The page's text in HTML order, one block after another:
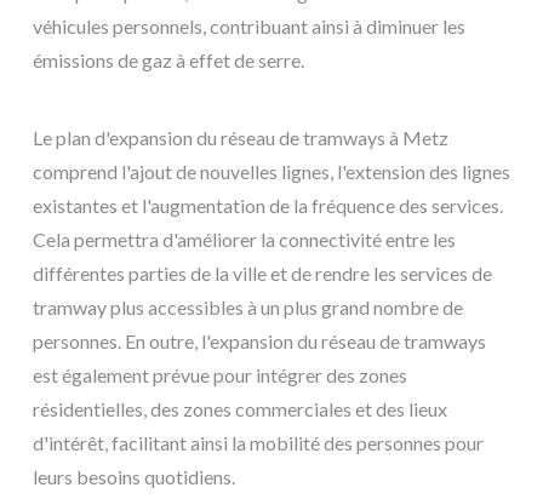
véhicules personnels, contribuant ainsi à diminuer les
émissions de gaz à effet de serre.
Le plan d'expansion du réseau de tramways à Metz
comprend l'ajout de nouvelles lignes, l'extension des lignes
existantes et l'augmentation de la fréquence des services.
Cela permettra d'améliorer la connectivité entre les
différentes parties de la ville et de rendre les services de
tramway plus accessibles à un plus grand nombre de
personnes. En outre, l'expansion du réseau de tramways
est également prévue pour intégrer des zones
résidentielles, des zones commerciales et des lieux
d'intérêt, facilitant ainsi la mobilité des personnes pour
leurs besoins quotidiens.